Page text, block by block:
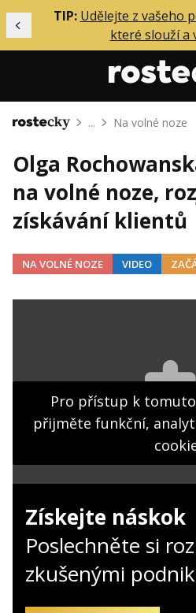
Předchozí
TIP: Udělejte z vašeho
které slouží a
Mentoring
Podcasty
Solo
Akce
O mně
Obchodní podmínky
Hledaná fráze
Domů ... Na volné noze
Olga
na volné noze,
získávání klientů
NA VOLNÉ NOZE VIDEO
Pro přístup k
přijměte funkční,
Získejte náskok
Poslechněte si
zkušenými